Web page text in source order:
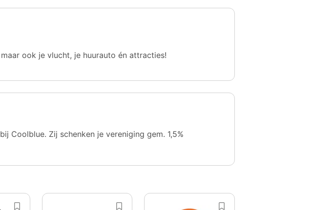
ook je vlucht, je huurauto én attracties!
Coolblue. Zij schenken je vereniging gem. 1,5%